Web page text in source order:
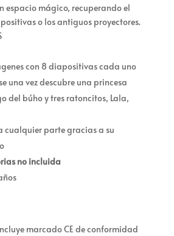
espacio mágico, recuperando el
o los antiguos proyectores.
con 8 diapositivas cada uno
una vez descubre una princesa
del búho y tres ratoncitos, Lala,
cualquier parte gracias a su
no incluida
marcado CE de conformidad